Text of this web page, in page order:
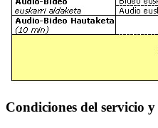
Condiciones del servicio